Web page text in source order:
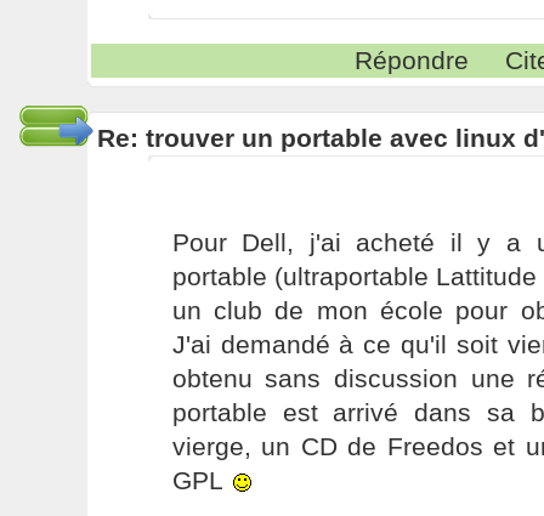
Répondre
Re: trouver un portable avec linux
Pour Dell, j'ai acheté il y a
portable (ultraportable
un club de mon école pour
J'ai demandé à ce qu'il soit
obtenu sans discussion une
portable est arrivé dans sa
vierge, un CD de Freedos et
GPL